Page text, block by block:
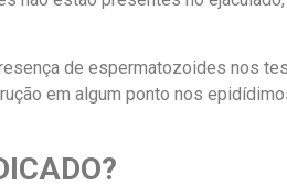
de espermatozoides nos
em algum ponto nos